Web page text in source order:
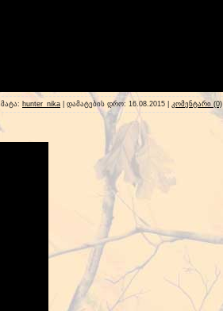
hunter_nika | დამატების დრო: 16.08.2015 კომენტარი (0)